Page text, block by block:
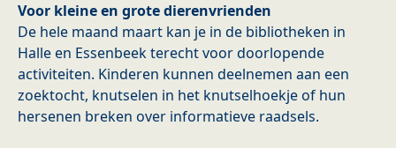
Voor kleine en grote dierenvrienden
De hele maand maart kan je in de bibliotheken in
Halle en Essenbeek terecht voor doorlopende
activiteiten. Kinderen kunnen deelnemen aan een
zoektocht, knutselen in het knutselhoekje of hun
hersenen breken over informatieve raadsels.